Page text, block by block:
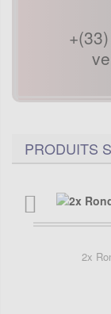
+(33)
PRODUITS
2x